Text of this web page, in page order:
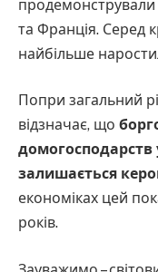
та Франція. Серед
найбільше
Попри загальний
відзначає, що
домогосподарств
залишається
економіках цей
років.